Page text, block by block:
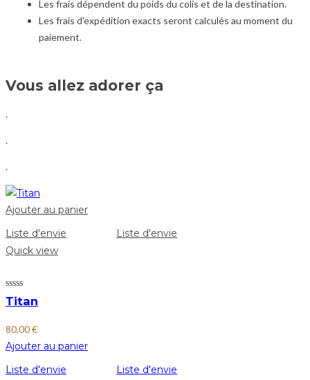
Les frais dépendent du poids du colis et de la destination.
Les frais d'expédition exacts seront calculés au moment du
paiement.
Vous allez adorer ça
.
.
.
Ajouter au panier
Liste d'envie
Liste d'envie
Quick view
Titan
80,00€
Ajouter au panier
Liste d'envie
Liste d'envie